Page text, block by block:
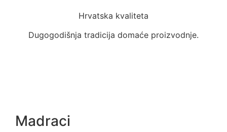
Hrvatska kvaliteta
Dugogodišnja tradicija domaće proizvodnje.
Madraci